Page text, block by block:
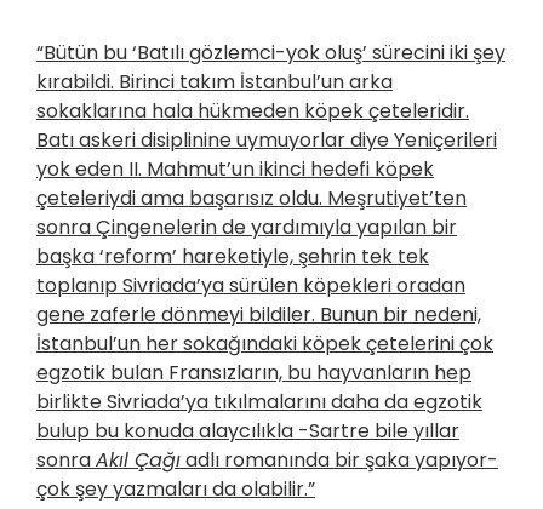
“Bütün bu ‘Batılı gözlemci-yok oluş’ sürecini iki şey
kırabildi. Birinci takım İstanbul’un arka
sokaklarına hala hükmeden köpek çeteleridir.
Batı askeri disiplinine uymuyorlar diye Yeniçerileri
yok eden II. Mahmut’un ikinci hedefi köpek
çeteleriydi ama başarısız oldu. Meşrutiyet’ten
sonra Çingenelerin de yardımıyla yapılan bir
başka ‘reform’ hareketiyle, şehrin tek tek
toplanıp Sivriada’ya sürülen köpekleri oradan
gene zaferle dönmeyi bildiler. Bunun bir nedeni,
İstanbul’un her sokağındaki köpek çetelerini çok
egzotik bulan Fransızların, bu hayvanların hep
birlikte Sivriada’ya tıkılmalarını daha da egzotik
bulup bu konuda alaycılıkla -Sartre bile yıllar
sonraAkıl Çağıadlı romanında bir şaka yapıyor-
çok şey yazmaları da olabilir.”